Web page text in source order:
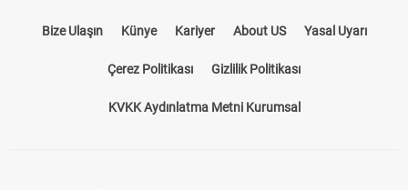
Bize Ulaşın Künye Kariyer About US Yasal Uyarı
Çerez Politikası Gizlilik Politikası
KVKK Aydınlatma Metni Kurumsal